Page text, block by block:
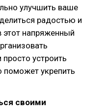
улучшить ваше
радостью и
этот напряженный
устроить
поможет укрепить
своими